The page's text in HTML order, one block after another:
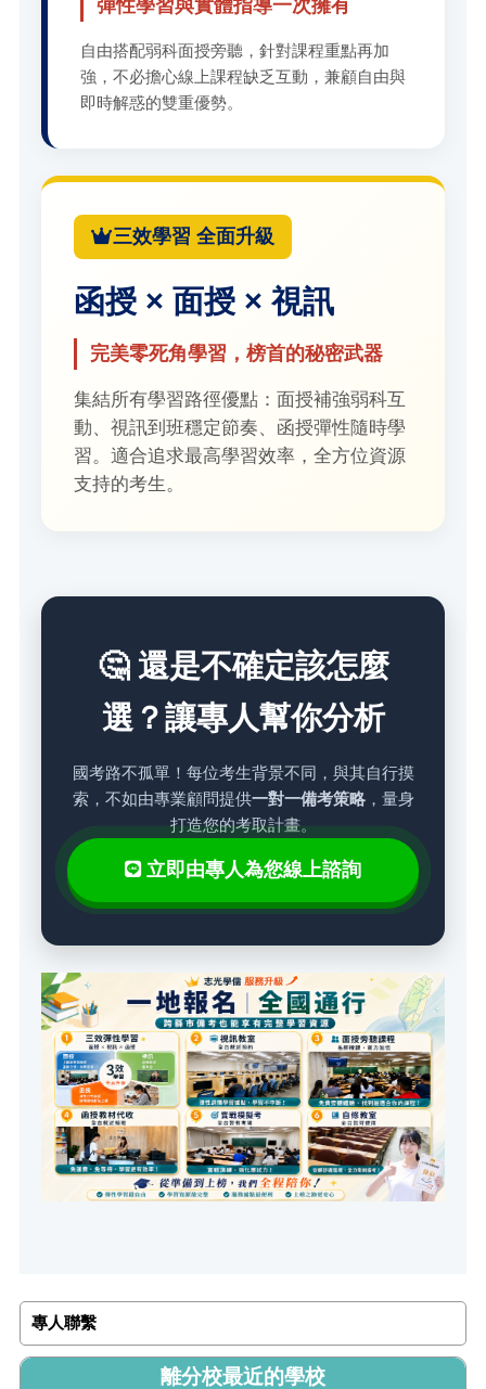
彈性學習與實體指導一次擁有
自由搭配弱科面授旁聽，針對課程重點再加
強，不必擔心線上課程缺乏互動，兼顧自由與
即時解惑的雙重優勢。
三效學習 全面升級
函授 × 面授 × 視訊
完美零死角學習，榜首的秘密武器
集結所有學習路徑優點：面授補強弱科互
動、視訊到班穩定節奏、函授彈性隨時學
習。適合追求最高學習效率，全方位資源
支持的考生。
🤔 還是不確定該怎麼
選？讓專人幫你分析
國考路不孤單！每位考生背景不同，與其自行摸
索，不如由專業顧問提供一對一備考策略，量身
打造您的考取計畫。
立即由專人為您線上諮詢
專人聯繫
離分校最近的學校